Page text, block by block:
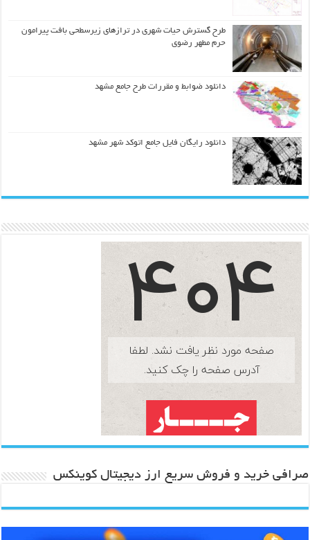
طرح گسترش حیات شهري در ترازهاي زیرسطحی بافت پیرامون
حرم مطهر رضوي
دانلود ضوابط و مقررات طرح جامع مشهد
دانلود رایگان فایل جامع اتوکد شهر مشهد
صرافی خرید و فروش سریع ارز دیجیتال کوینکس